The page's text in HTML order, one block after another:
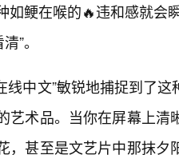
如鲠在喉的🔥违和感就会
”。
线中文”敏锐地捕捉到了
艺术品。当你在屏幕上
，甚至是文艺片中那抹